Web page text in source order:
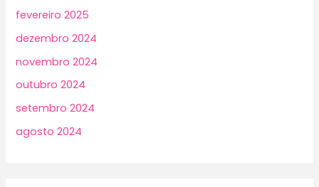
fevereiro 2025
dezembro 2024
novembro 2024
outubro 2024
setembro 2024
agosto 2024